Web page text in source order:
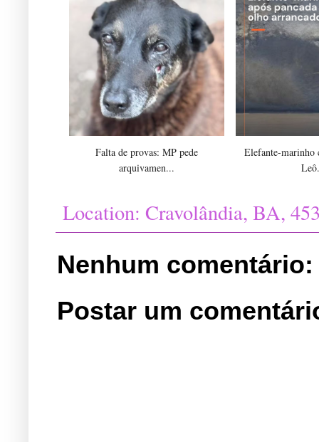
Falta de provas: MP pede
arquivamen...
Elefante-marinho
Location: Cravolândia, BA,
Nenhum comentário:
Postar um